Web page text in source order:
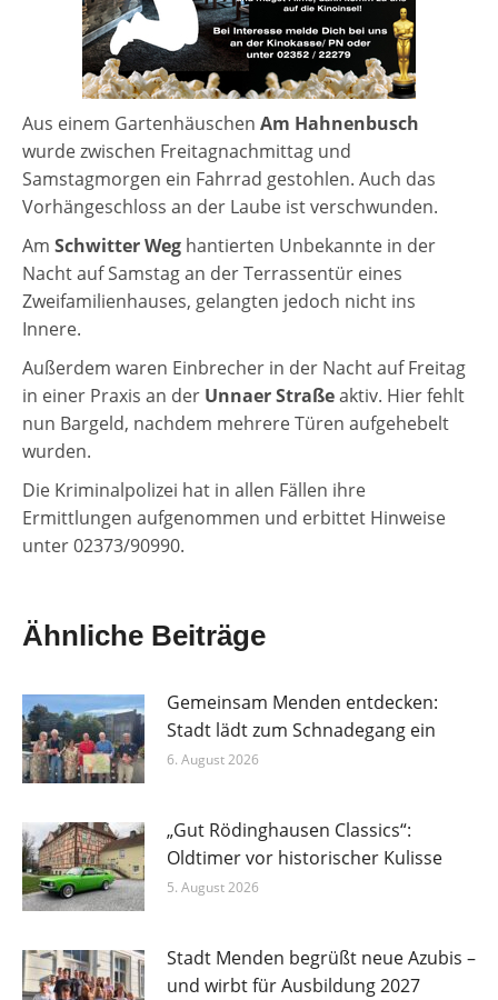
Aus einem Gartenhäuschen Am Hahnenbusch
wurde zwischen Freitagnachmittag und
Samstagmorgen ein Fahrrad gestohlen. Auch das
Vorhängeschloss an der Laube ist verschwunden.
Am Schwitter Weg hantierten Unbekannte in der
Nacht auf Samstag an der Terrassentür eines
Zweifamilienhauses, gelangten jedoch nicht ins
Innere.
Außerdem waren Einbrecher in der Nacht auf Freitag
in einer Praxis an der Unnaer Straßeaktiv. Hier fehlt
nun Bargeld, nachdem mehrere Türen aufgehebelt
wurden.
Die Kriminalpolizei hat in allen Fällen ihre
Ermittlungen aufgenommen und erbittet Hinweise
unter 02373/90990.
Ähnliche Beiträge
Gemeinsam Menden entdecken:
Stadt lädt zum Schnadegang ein
6. August 2026
„Gut Rödinghausen Classics“:
Oldtimer vor historischer Kulisse
5. August 2026
Stadt Menden begrüßt neue Azubis –
und wirbt für Ausbildung 2027